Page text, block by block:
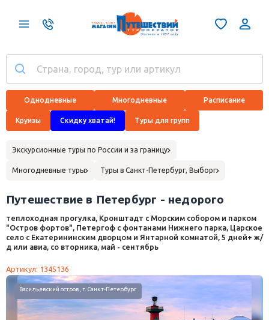
Однодневные Многодневные Расписание
Круизы Скидку хватай! Туры для групп
Экскурсионные туры по России и за границу
Многодневные туры Туры в Санкт-Петербург, Выборг
Путешествие в Петербург - недорого
теплоходная прогулка, Кронштадт с Морским собором и парком
"Остров фортов", Петергоф с фонтанами Нижнего парка, Царское
село с Екатерининским дворцом и Янтарной комнатой, 5 дней+ ж/
д или авиа, со вторника, май - сентябрь
Артикул: 1345136
Петропавловская крепость, г. Санкт-Петербург